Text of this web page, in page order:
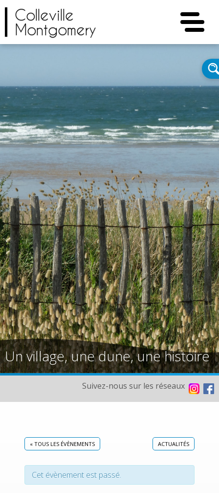
Colleville
Montgomery
Un village, une dune, une histoire
Suivez-nous sur les réseaux
« TOUS LES ÉVÈNEMENTS ACTUALITÉS
Cet évènement est passé.